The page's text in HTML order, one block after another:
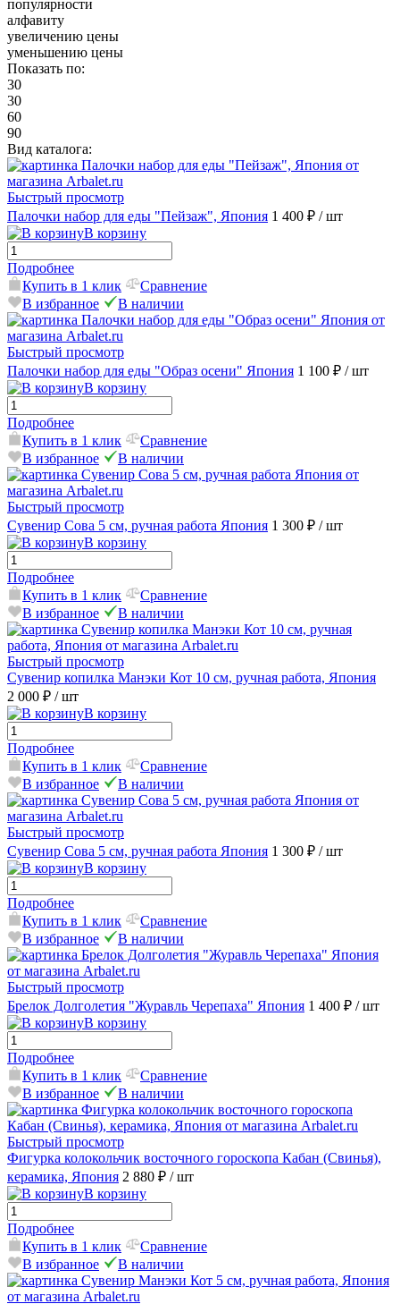
популярности
алфавиту
увеличению цены
уменьшению цены
Показать по:
30
30
60
90
Вид каталога:
Быстрый просмотр
Палочки набор для еды "Пейзаж", Япония 1 400 ₽ / шт
В корзину
Подробнее
Купить в 1 клик
Сравнение
В избранное
В наличии
Быстрый просмотр
Палочки набор для еды "Образ осени" Япония 1 100 ₽ / шт
В корзину
Подробнее
Купить в 1 клик
Сравнение
В избранное
В наличии
Быстрый просмотр
Сувенир Сова 5 см, ручная работа Япония 1 300 ₽ / шт
В корзину
Подробнее
Купить в 1 клик
Сравнение
В избранное
В наличии
Быстрый просмотр
Сувенир копилка Манэки Кот 10 см, ручная работа, Япония
2 000 ₽ / шт
В корзину
Подробнее
Купить в 1 клик
Сравнение
В избранное
В наличии
Быстрый просмотр
Сувенир Сова 5 см, ручная работа Япония 1 300 ₽ / шт
В корзину
Подробнее
Купить в 1 клик
Сравнение
В избранное
В наличии
Быстрый просмотр
Брелок Долголетия "Журавль Черепаха" Япония 1 400 ₽ / шт
В корзину
Подробнее
Купить в 1 клик
Сравнение
В избранное
В наличии
Быстрый просмотр
Фигурка колокольчик восточного гороскопа Кабан (Свинья),
керамика, Япония 2 880 ₽ / шт
В корзину
Подробнее
Купить в 1 клик
Сравнение
В избранное
В наличии